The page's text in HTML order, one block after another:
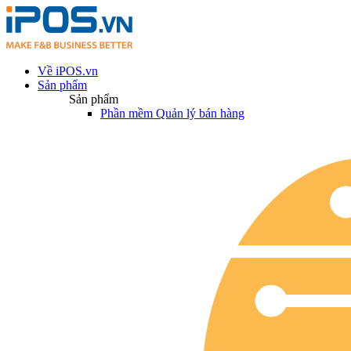
Về iPOS.vn
Sản phẩm
Sản phẩm
Phần mềm Quản lý bán hàng